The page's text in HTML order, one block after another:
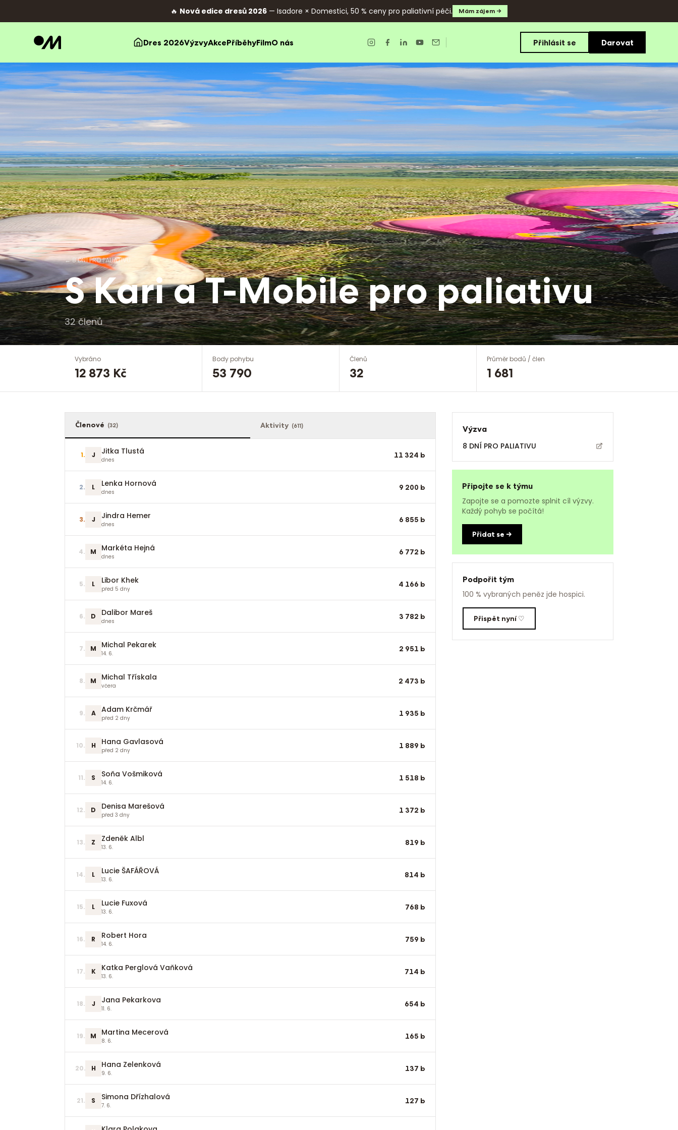
🔥 Nová edice dresů 2026 — Isadore × Domestici, 50 % ceny pro paliativní péči. Mám zájem →
Dres 2026VýzvyAkcePříběhyFilmO nás Přihlásit se Darovat
←8 DNÍ PRO PALIATIVU
S Kari a T-Mobile pro paliativu
32 členů
Vybráno
12 873 Kč
Body pohybu
53 790
Členů
32
Průměr bodů / člen
1 681
Členové (32) Aktivity (611)
1. J Jitka Tlustá
dnes
11 324 b
2. L Lenka Hornová
dnes
9 200 b
3. J Jindra Hemer
dnes
6 855 b
4. M Markéta Hejná
dnes
6 772 b
5. L Libor Khek
před 5 dny
4 166 b
6. D Dalibor Mareš
dnes
3 782 b
7. M Michal Pekarek
14. 6.
2 951 b
8. M Michal Třískala
včera
2 473 b
9. A Adam Krčmář
před 2 dny
1 935 b
10. H Hana Gavlasová
před 2 dny
1 889 b
11. S Soňa Vošmiková
14. 6.
1 518 b
12. D Denisa Marešová
před 3 dny
1 372 b
13. Z Zdeněk Albl
13. 6.
819 b
14. L Lucie ŠAFÁŘOVÁ
13. 6.
814 b
15. L Lucie Fuxová
13. 6.
768 b
16. R Robert Hora
14. 6.
759 b
17. K Katka Perglová Vaňková
13. 6.
714 b
18. J Jana Pekarkova
11. 6.
654 b
19. M Martina Mecerová
8. 6.
165 b
20. H Hana Zelenková
9. 6.
137 b
21. S Simona Dřízhalová
7. 6.
127 b
Výzva
8 DNÍ PRO PALIATIVU
Připojte se k týmu
Zapojte se a pomozte splnit cíl výzvy.
Každý pohyb se počítá!
Přidat se →
Podpořit tým
100 % vybraných peněz jde hospici.
Přispět nyní ♡